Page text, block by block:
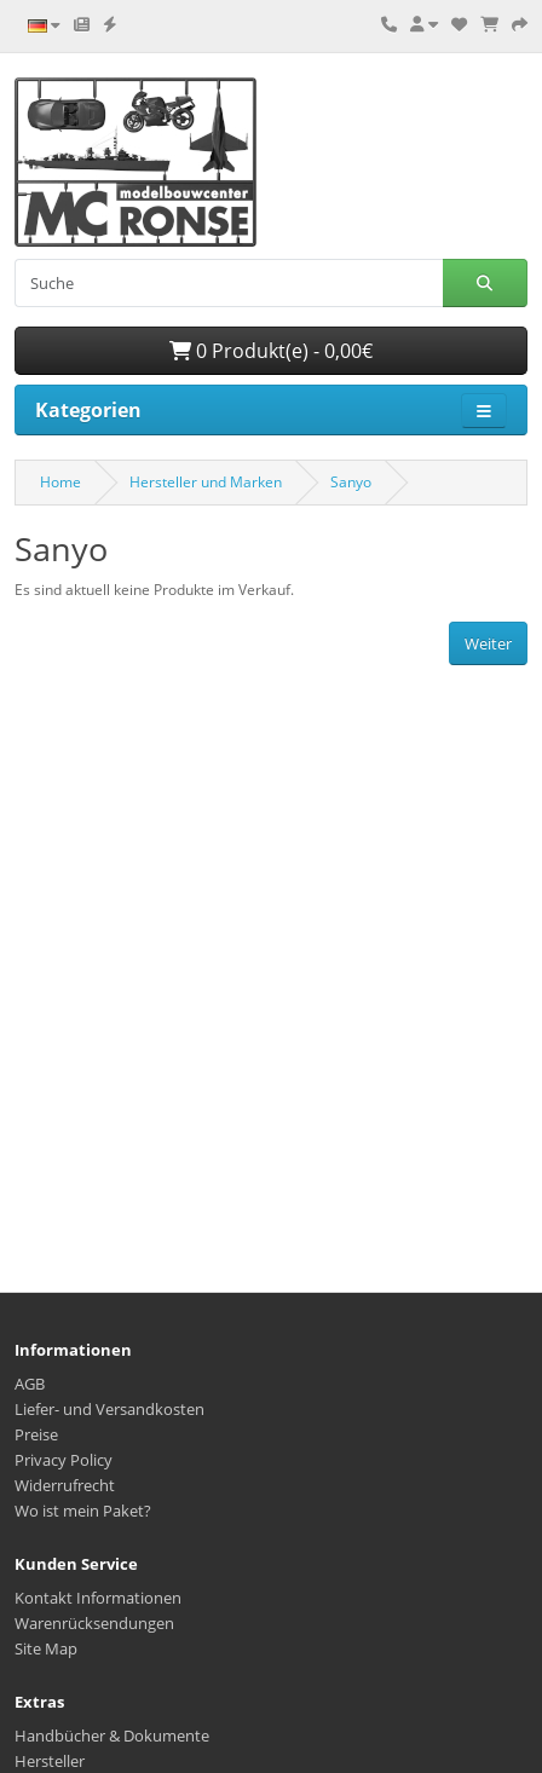
0 Produkt(e) - 0,00€
Kategorien
Home Hersteller und Marken Sanyo
Sanyo
Es sind aktuell keine Produkte im Verkauf.
Weiter
Informationen
AGB
Liefer- und Versandkosten
Preise
Privacy Policy
Widerrufrecht
Wo ist mein Paket?
Kunden Service
Kontakt Informationen
Warenrücksendungen
Site Map
Extras
Handbücher & Dokumente
Hersteller